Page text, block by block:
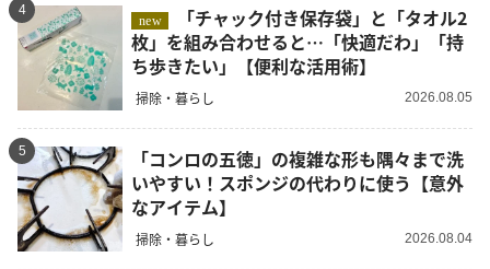
4
new
枚」を組み合わせると…「快適だわ」「持
ち歩きたい」【便利な活用術】
掃除・暮らし 2026.08.05
5
「コンロの五徳」の複雑な形も隅々まで洗
いやすい！スポンジの代わりに使う【意外
なアイテム】
掃除・暮らし 2026.08.04